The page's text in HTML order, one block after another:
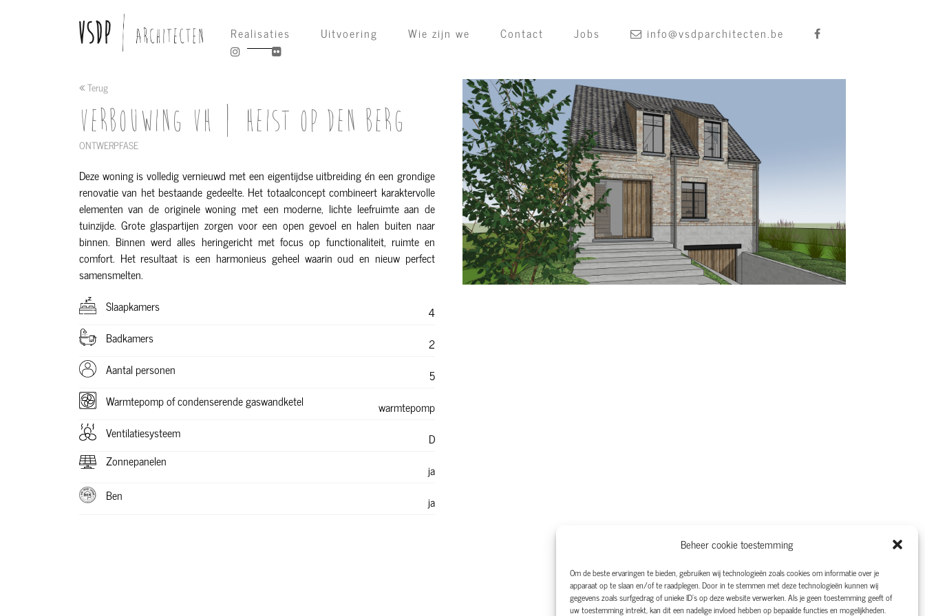
Beheer cookie toestemming
Om de beste ervaringen te bieden, gebruiken wij technologieën zoals cookies om informatie over je
apparaat op te slaan en/of te raadplegen. Door in te stemmen met deze technologieën kunnen wij
gegevens zoals surfgedrag of unieke ID's op deze website verwerken. Als je geen toestemming geeft of
uw toestemming intrekt, kan dit een nadelige invloed hebben op bepaalde functies en mogelijkheden.
Realisaties Uitvoering Wie zijn we Contact Jobs info@vsdparchitecten.be
Terug
VERBOUWING VH | HEIST OP DEN BERG
ONTWERPFASE
Deze woning is volledig vernieuwd met een eigentijdse uitbreiding én een grondige
renovatie van het bestaande gedeelte. Het totaalconcept combineert karaktervolle
elementen van de originele woning met een moderne, lichte leefruimte aan de
tuinzijde. Grote glaspartijen zorgen voor een open gevoel en halen buiten naar
binnen. Binnen werd alles heringericht met focus op functionaliteit, ruimte en
comfort. Het resultaat is een harmonieus geheel waarin oud en nieuw perfect
samensmelten.
Slaapkamers
4
Badkamers
2
Aantal personen
5
Warmtepomp of condenserende gaswandketel
warmtepomp
Ventilatiesysteem
D
Zonnepanelen
ja
Ben
ja
Ontwerp